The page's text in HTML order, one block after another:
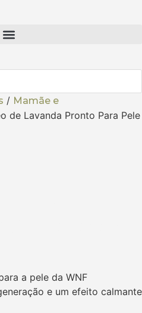
/ Mamãe e
de Lavanda Pronto Para Pele
a pele da WNF
e um efeito calmante